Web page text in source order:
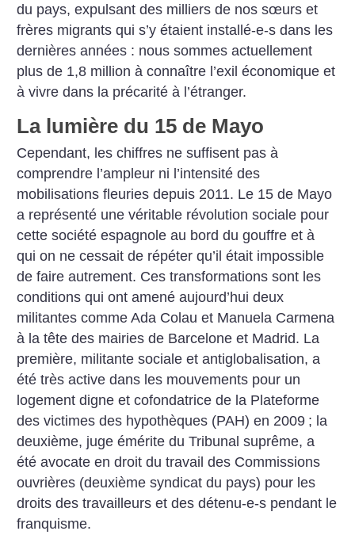
du pays, expulsant des milliers de nos sœurs et
frères migrants qui s’y étaient installé-e-s dans les
dernières années : nous sommes actuellement
plus de 1,8 million à connaître l’exil économique et
à vivre dans la précarité à l’étranger.
La lumière du 15 de Mayo
Cependant, les chiffres ne suffisent pas à
comprendre l’ampleur ni l’intensité des
mobilisations fleuries depuis 2011. Le 15 de Mayo
a représenté une véritable révolution sociale pour
cette société espagnole au bord du gouffre et à
qui on ne cessait de répéter qu’il était impossible
de faire autrement. Ces transformations sont les
conditions qui ont amené aujourd’hui deux
militantes comme Ada Colau et Manuela Carmena
à la tête des mairies de Barcelone et Madrid. La
première, militante sociale et antiglobalisation, a
été très active dans les mouvements pour un
logement digne et cofondatrice de la Plateforme
des victimes des hypothèques (PAH) en 2009 ; la
deuxième, juge émérite du Tribunal suprême, a
été avocate en droit du travail des Commissions
ouvrières (deuxième syndicat du pays) pour les
droits des travailleurs et des détenu-e-s pendant le
franquisme.